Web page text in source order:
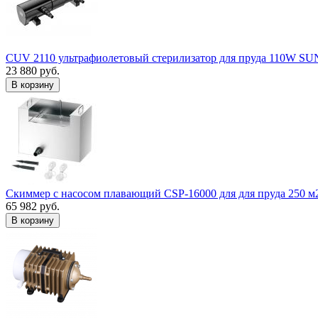
CUV 2110 ультрафиолетовый стерилизатор для пруда 110W
23 880 руб.
В корзину
Скиммер с насосом плавающий CSP-16000 для для пруда 250
65 982 руб.
В корзину